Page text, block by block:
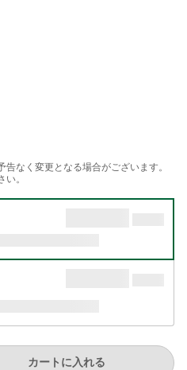
なく変更となる場合がございます。
。
カートに入れる